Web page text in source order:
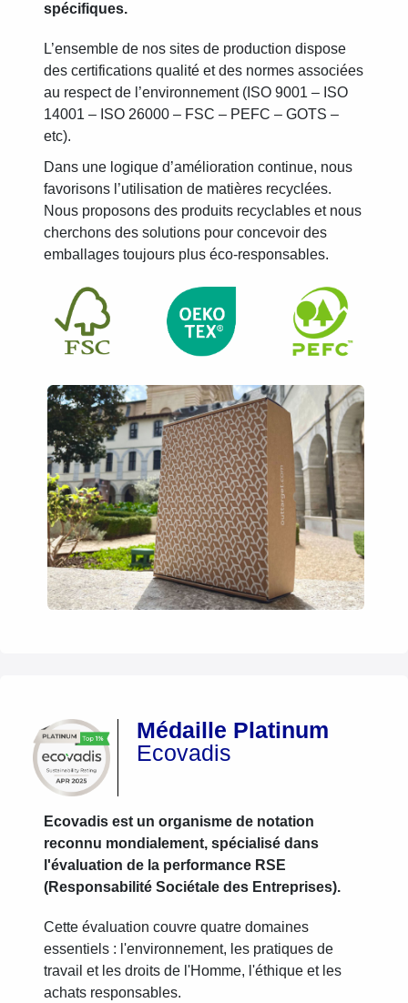
spécifiques.
L’ensemble de nos sites de production dispose
des certifications qualité et des normes associées
au respect de l’environnement (ISO 9001 – ISO
14001 – ISO 26000 – FSC – PEFC – GOTS –
etc).
Dans une logique d’amélioration continue, nous
favorisons l’utilisation de matières recyclées.
Nous proposons des produits recyclables et nous
cherchons des solutions pour concevoir des
emballages toujours plus éco-responsables.
Médaille Platinum
Ecovadis
Ecovadis est un organisme de notation
reconnu mondialement, spécialisé dans
l'évaluation de la performance RSE
(Responsabilité Sociétale des Entreprises).
Cette évaluation couvre quatre domaines
essentiels : l'environnement, les pratiques de
travail et les droits de l'Homme, l'éthique et les
achats responsables.